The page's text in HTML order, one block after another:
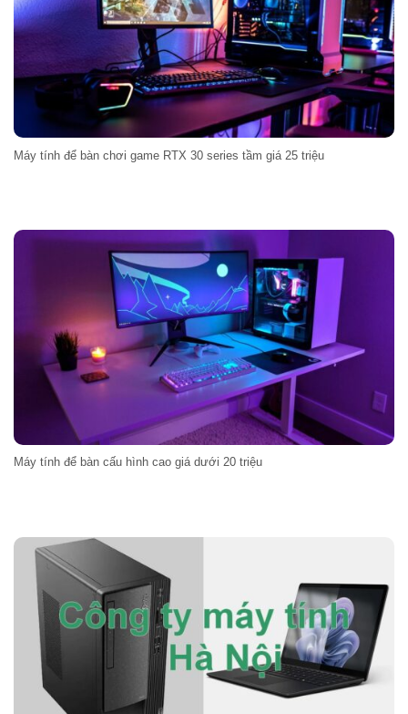
Máy tính để bàn chơi game RTX 30 series tầm giá 25 triệu
Máy tính để bàn cấu hình cao giá dưới 20 triệu